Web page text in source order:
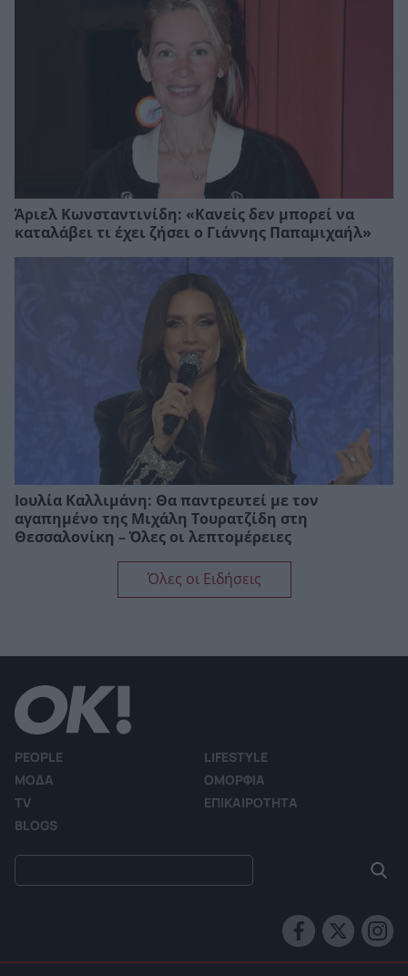
Άριελ Κωνσταντινίδη: «Κανείς δεν μπορεί να
καταλάβει τι έχει ζήσει ο Γιάννης Παπαμιχαήλ»
Ιουλία Καλλιμάνη: Θα παντρευτεί με τον
αγαπημένο της Μιχάλη Τουρατζίδη στη
Θεσσαλονίκη – Όλες οι λεπτομέρειες
Όλες οι Ειδήσεις
PEOPLE
LIFESTYLE
ΜΟΔΑ
ΟΜΟΡΦΙΑ
TV
ΕΠΙΚΑΙΡΟΤΗΤΑ
BLOGS